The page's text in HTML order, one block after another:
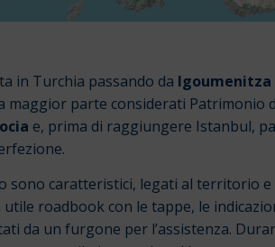
in Turchia passando da Igoumenitza
maggior parte considerati Patrimonio
e, prima di raggiungere Istanbul,
sono caratteristici, legati al territorio
utile roadbook con le tappe, le
da un furgone per l’assistenza.